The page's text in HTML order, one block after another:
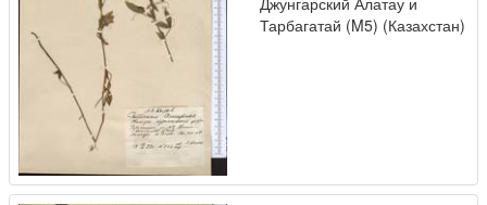
Тарбагатай (M5) (Казахстан)